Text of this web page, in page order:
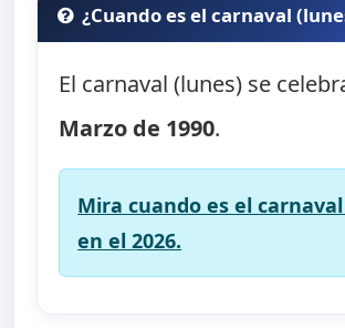
¿Cuando es el carnaval
El carnaval (lunes) se
Marzo de 1990.
Mira cuando es el
en el 2026.